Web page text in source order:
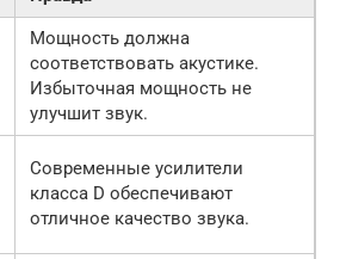
Мощность должна
соответствовать акустике.
Избыточная мощность не
улучшит звук.
Современные усилители
класса D обеспечивают
отличное качество звука.